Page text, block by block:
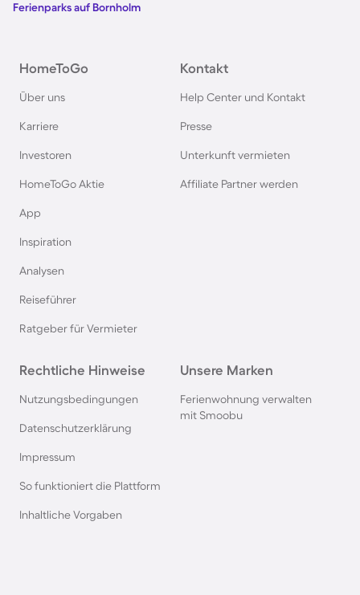
Ferienparks auf Usedom
Ferienparks auf Texel
Ferienparks in Schweden
Ferienparks in Holland
Seenplatte
Ferienparks auf Sardinien
Ferienparks in Winterberg
Ferienparks in Bibione
Ferienparks auf Bornholm
HomeToGo
Über uns
Karriere
Investoren
HomeToGo Aktie
App
Inspiration
Analysen
Reiseführer
Ratgeber für Vermieter
Kontakt
Help Center und Kontakt
Presse
Unterkunft vermieten
Affiliate Partner werden
Rechtliche Hinweise
Nutzungsbedingungen
Datenschutzerklärung
Impressum
So funktioniert die Plattform
Inhaltliche Vorgaben
Unsere Marken
Ferienwohnung verwalten
mit Smoobu